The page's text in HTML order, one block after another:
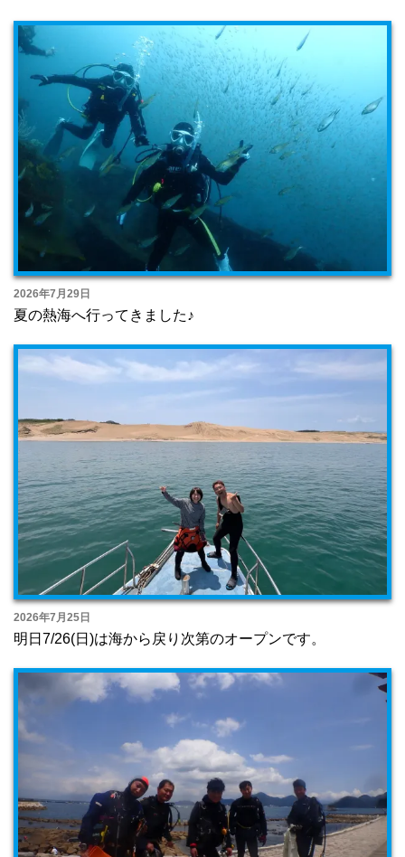
2026年7月29日
夏の熱海へ行ってきました♪
2026年7月25日
明日7/26(日)は海から戻り次第のオープンです。